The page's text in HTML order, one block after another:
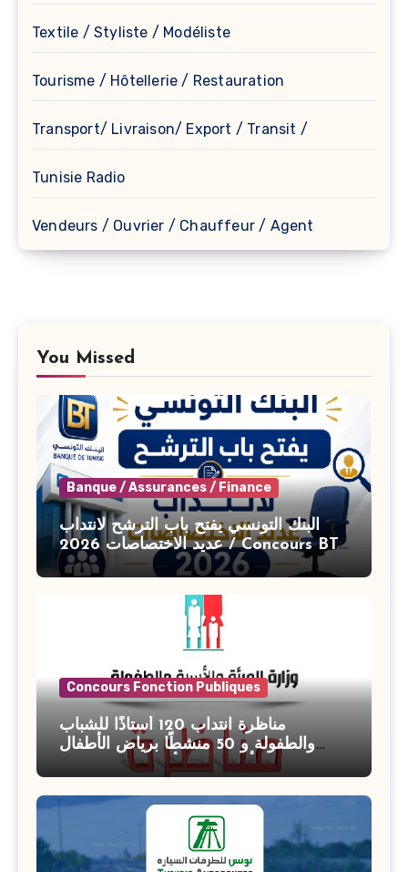
Textile / Styliste / Modéliste
Tourisme / Hôtellerie / Restauration
Transport/ Livraison/ Export / Transit /
Tunisie Radio
Vendeurs / Ouvrier / Chauffeur / Agent
You Missed
Banque / Assurances / Finance
البنك التونسي يفتح باب الترشح لانتداب
عديد الاختصاصات 2026 / Concours BT
Banque de Tunisie 2026
Concours Fonction Publiques
مناظرة انتداب 120 أستاذًا للشباب
والطفولة و 50 منشطًا برياض الأطفال
بوزارة الأسرة والمرأة والطفولة وكبار